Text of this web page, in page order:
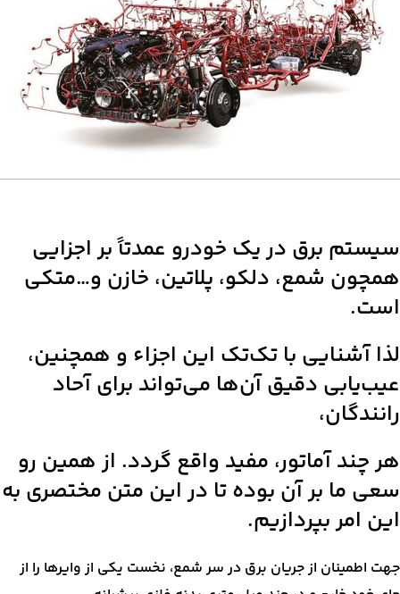
سیستم برق در یک خودرو عمدتاً بر اجزایی
همچون شمع، دلکو، پلاتین، خازن و…متکی
است.
لذا آشنایی با تک‌تک این اجزاء و همچنین،
عیب‌یابی دقیق آن‌ها می‌تواند برای آحاد
رانندگان،
هر چند آماتور، مفید واقع گردد. از همین رو
سعی ما بر آن بوده تا در این متن مختصری به
این امر بپردازیم.
جهت اطمینان از جریان برق در سر شمع، نخست یکی از وایرها را از